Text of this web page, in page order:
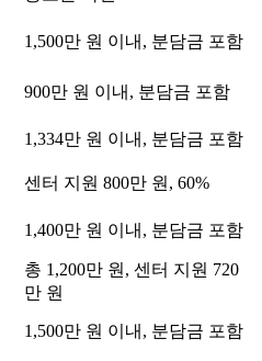
1,500만 원 이내, 분담금 포함
900만 원 이내, 분담금 포함
1,334만 원 이내, 분담금 포함
센터 지원 800만 원, 60%
1,400만 원 이내, 분담금 포함
총 1,200만 원, 센터 지원 720
만 원
1,500만 원 이내, 분담금 포함